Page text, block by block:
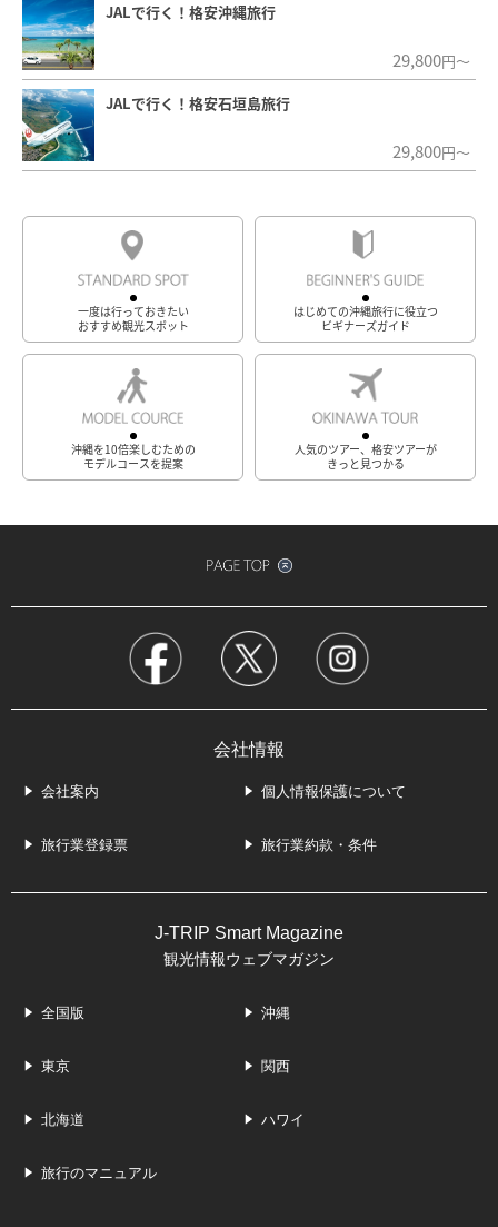
JALで行く！格安沖縄旅行
29,800円～
JALで行く！格安石垣島旅行
29,800円～
一度は行っておきたい
おすすめ観光スポット
はじめての沖縄旅行に役立つ
ビギナーズガイド
沖縄を10倍楽しむための
モデルコースを提案
人気のツアー、格安ツアーが
きっと見つかる
会社情報
会社案内 個人情報保護について
旅行業登録票 旅行業約款・条件
J-TRIP Smart Magazine
観光情報ウェブマガジン
全国版 沖縄
東京 関西
北海道 ハワイ
旅行のマニュアル